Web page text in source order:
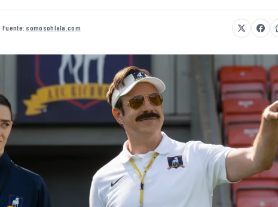
·Fuente: somosohlala.com